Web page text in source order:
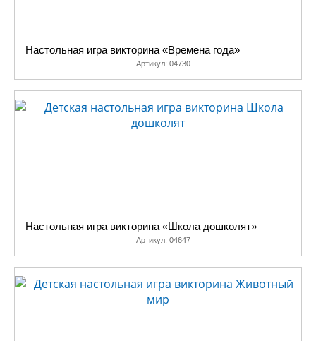
Настольная игра викторина «Времена года»
Артикул: 04730
Настольная игра викторина «Школа дошколят»
Артикул: 04647